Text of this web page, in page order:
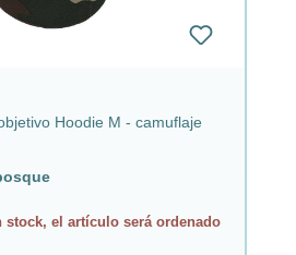
Hoodie M - camuflaje
stock, el artículo será ordenado